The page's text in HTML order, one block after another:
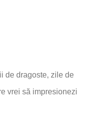
de dragoste, zile de
vrei să impresionezi